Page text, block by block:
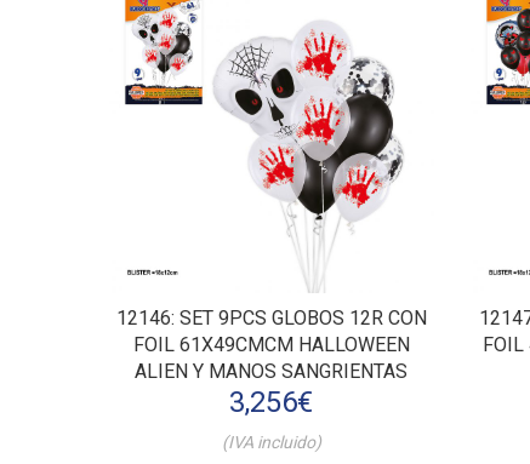
12146: SET 9PCS GLOBOS 12R CON
FOIL 61X49CMCM HALLOWEEN
ALIEN Y MANOS SANGRIENTAS
3,256€
(IVA incluido)
FOIL